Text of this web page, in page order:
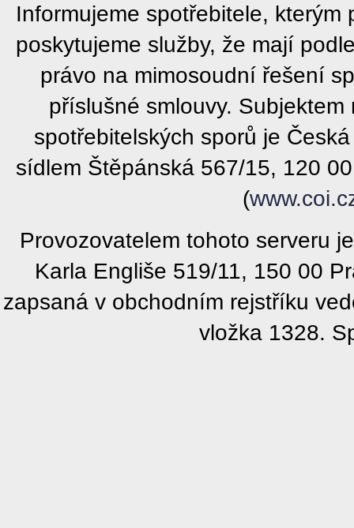
Informujeme spotřebitele, kterým
poskytujeme služby, že mají
právo na mimosoudní řešení
příslušné smlouvy.
spotřebitelských sporů je
sídlem Štěpánská 567/15, 120
(
Provozovatelem tohoto serveru
Karla Engliše 519/11, 150 00
zapsaná v obchodním rejstříku
vložka 1328.